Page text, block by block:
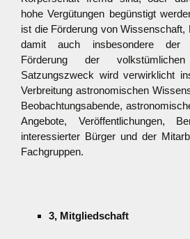
hohe Vergütungen begünstigt
ist die Förderung von Wissenschaft,
damit auch insbesondere der
Förderung der
Satzungszweck wird verwirklicht
Verbreitung astronomischen
Beobachtungsabende,
Angebote, Veröffentlichungen,
interessierter Bürger und der
Fachgruppen.
3, Mitgliedschaft